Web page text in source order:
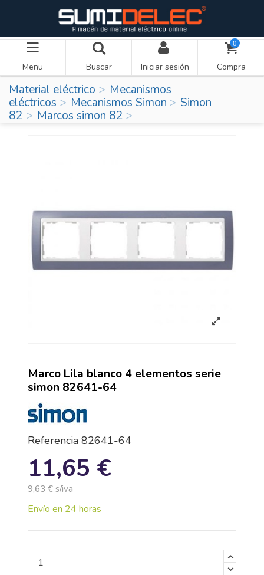
Menu Buscar Iniciar sesión
0
Compra
Material eléctrico
Mecanismos
eléctricos
Mecanismos Simon
Simon
82
Marcos simon 82
Marco Lila blanco 4 elementos serie
simon 82641-64
Referencia 82641-64
11,65 €
9,63 € s/iva
Envío en 24 horas